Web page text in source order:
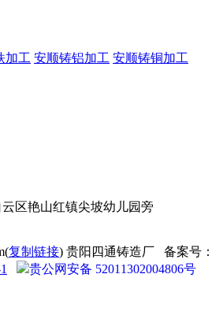
加工 安顺铸铝加工 安顺铸铜加工
区艳山红镇尖坡幼儿园旁
复制链接) 贵阳四通铸造厂 备案号：
贵公网安备 52011302004806号